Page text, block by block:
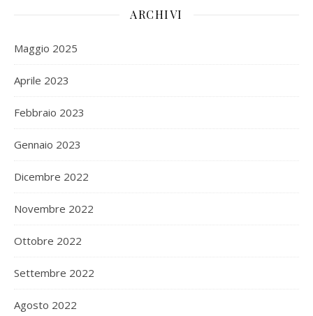
ARCHIVI
Maggio 2025
Aprile 2023
Febbraio 2023
Gennaio 2023
Dicembre 2022
Novembre 2022
Ottobre 2022
Settembre 2022
Agosto 2022